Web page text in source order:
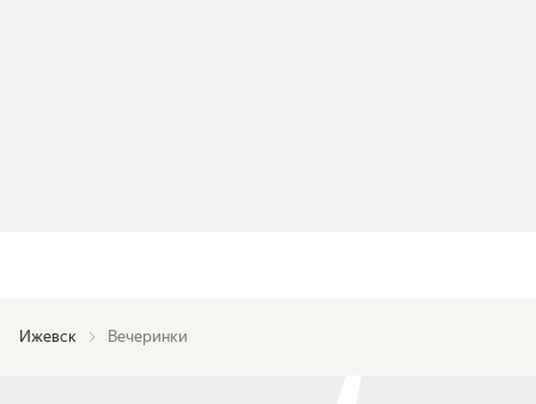
Ижевск Вечеринки